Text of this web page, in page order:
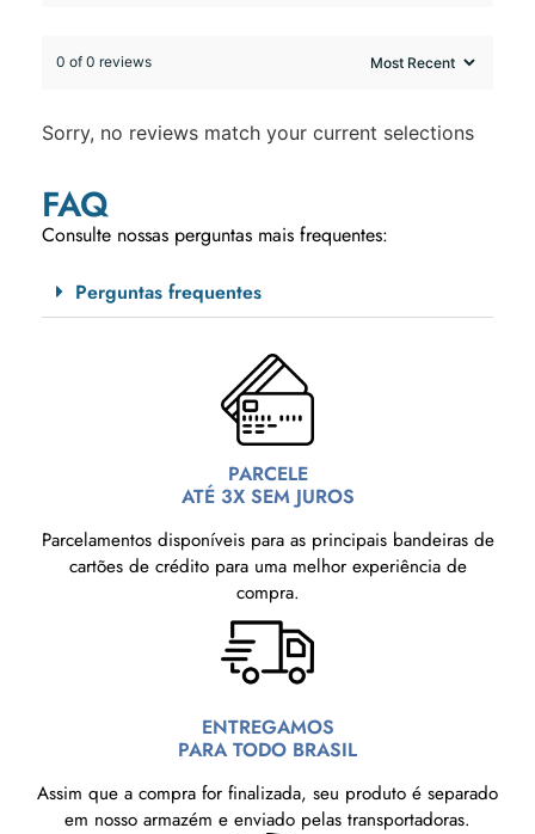
0 of 0 reviews
Sorry, no reviews match your current selections
FAQ
Consulte nossas perguntas mais frequentes:
Perguntas frequentes
PARCELE
ATÉ 3X SEM JUROS
Parcelamentos disponíveis para as principais bandeiras de
cartões de crédito para uma melhor experiência de
compra.
ENTREGAMOS
PARA TODO BRASIL
Assim que a compra for finalizada, seu produto é separado
em nosso armazém e enviado pelas transportadoras.